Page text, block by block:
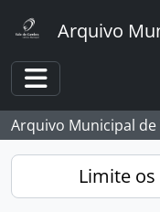
Arquivo
Toggle
Arquivo Municipal de
Limite